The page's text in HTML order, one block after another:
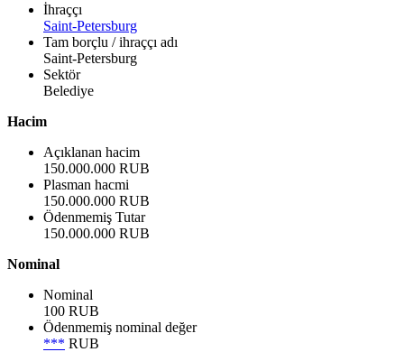
İhraççı
Saint-Petersburg
Tam borçlu / ihraççı adı
Saint-Petersburg
Sektör
Belediye
Hacim
Açıklanan hacim
150.000.000 RUB
Plasman hacmi
150.000.000 RUB
Ödenmemiş Tutar
150.000.000 RUB
Nominal
Nominal
100 RUB
Ödenmemiş nominal değer
*** RUB